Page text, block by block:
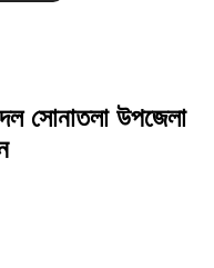
দল সোনাতলা উপজেলা